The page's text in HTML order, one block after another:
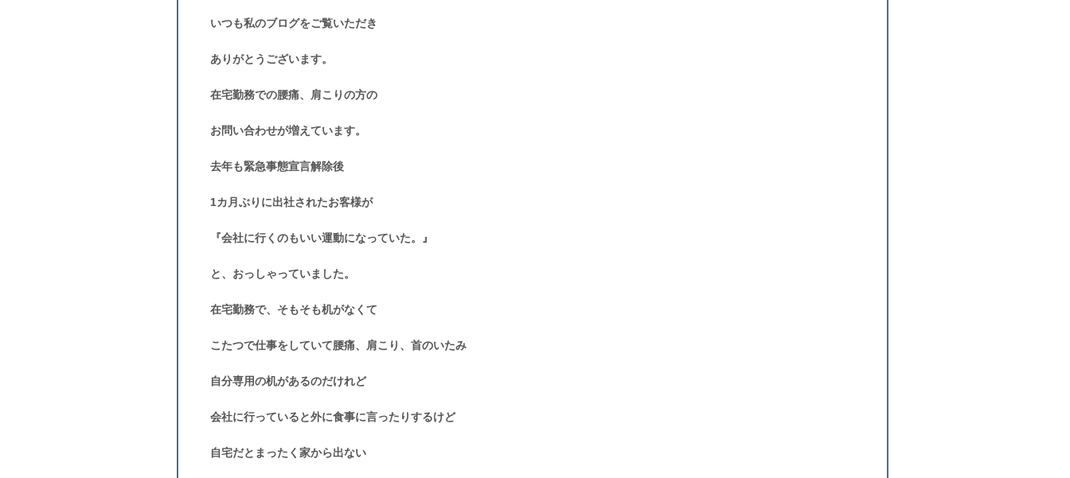
いつも私のブログをご覧いただき
ありがとうございます。
在宅勤務での腰痛、肩こりの方の
お問い合わせが増えています。
去年も緊急事態宣言解除後
1カ月ぶりに出社されたお客様が
『会社に行くのもいい運動になっていた。』
と、おっしゃっていました。
在宅勤務で、そもそも机がなくて
こたつで仕事をしていて腰痛、肩こり、首のいたみ
自分専用の机があるのだけれど
会社に行っていると外に食事に言ったりするけど
自宅だとまったく家から出ない